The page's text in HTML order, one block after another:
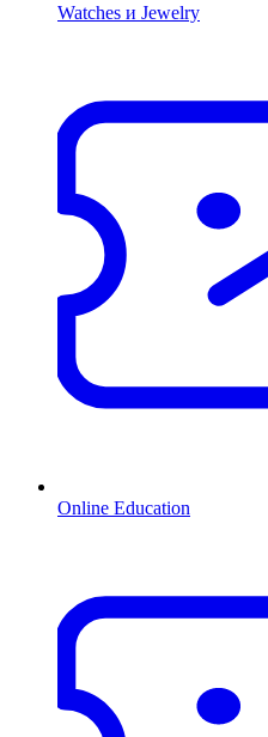
Watches и Jewelry
Online Education